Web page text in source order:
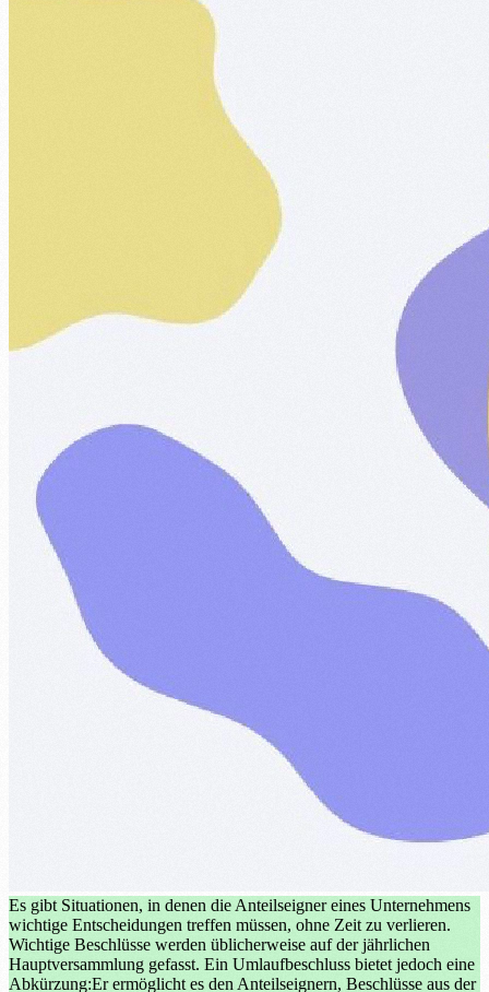
Es gibt Situationen, in denen die Anteilseigner eines Unternehmens
wichtige Entscheidungen treffen müssen, ohne Zeit zu verlieren.
Wichtige Beschlüsse werden üblicherweise auf der jährlichen
Hauptversammlung gefasst. Ein Umlaufbeschluss bietet jedoch eine
Abkürzung:Er ermöglicht es den Anteilseignern, Beschlüsse aus der